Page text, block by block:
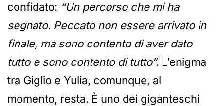
confidato: “Un percorso che mi ha
segnato. Peccato non essere arrivato in
finale, ma sono contento di aver dato
tutto e sono contento di tutto”. L’enigma
tra Giglio e Yulia, comunque, al
momento, resta. È uno dei giganteschi